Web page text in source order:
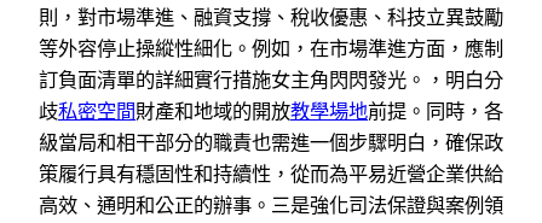
則，對市場準進、融資支撐、稅收優惠、科技立異鼓勵
等外容停止操縱性細化。例如，在市場準進方面，應制
訂負面清單的詳細實行措施女主角閃閃發光。，明白分
歧私密空間財產和地域的開放教學場地前提。同時，各
級當局和相干部分的職責也需進一個步驟明白，確保政
策履行具有穩固性和持續性，從而為平易近營企業供給
高效、通明和公正的辦事。三是強化司法保證與案例領